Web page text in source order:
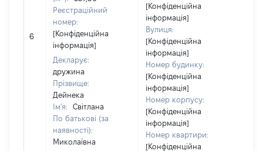
6
Реєстраційний
номер:
[Конфіденційна
інформація]
Декларує:
дружина
Прізвище:
Дейнека
Ім'я:
Світлана
По батькові (за
наявності):
Миколаївна
[Конфіденційна
інформація]
Вулиця:
[Конфіденційна
інформація]
Номер будинку:
[Конфіденційна
інформація]
Номер корпусу:
[Конфіденційна
інформація]
Номер квартири:
[Конфіденційна